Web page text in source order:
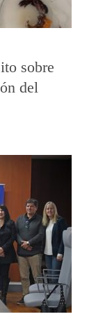
sobre
del